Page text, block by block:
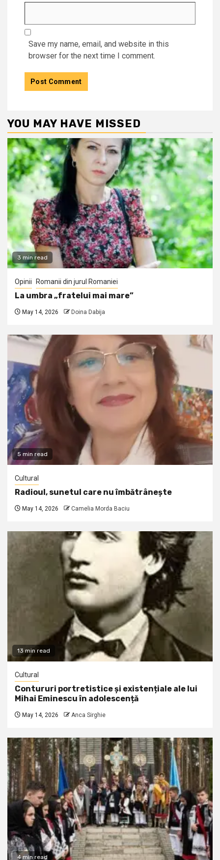
Save my name, email, and website in this
browser for the next time I comment.
YOU MAY HAVE MISSED
3 min read
Opinii Romanii din jurul Romaniei
La umbra „fratelui mai mare”
May 14, 2026 Doina Dabija
5 min read
Cultural
Radioul, sunetul care nu îmbătrânește
May 14, 2026 Camelia Morda Baciu
13 min read
Cultural
Contururi portretistice și existențiale ale lui
Mihai Eminescu în adolescență
May 14, 2026 Anca Sirghie
4 min read